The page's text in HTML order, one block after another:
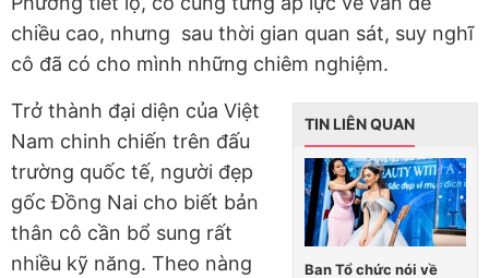
chiều cao, nhưng sau thời gian quan sát, suy nghĩ
cô đã có cho mình những chiêm nghiệm.
TIN LIÊN QUAN
Ban Tổ chức nói về
Trở thành đại diện của Việt
Nam chinh chiến trên đấu
trường quốc tế, người đẹp
gốc Đồng Nai cho biết bản
thân cô cần bổ sung rất
nhiều kỹ năng. Theo nàng